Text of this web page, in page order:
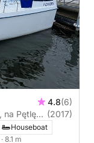
4.8(6)
(2017)
Houseboat
· 8.1 m